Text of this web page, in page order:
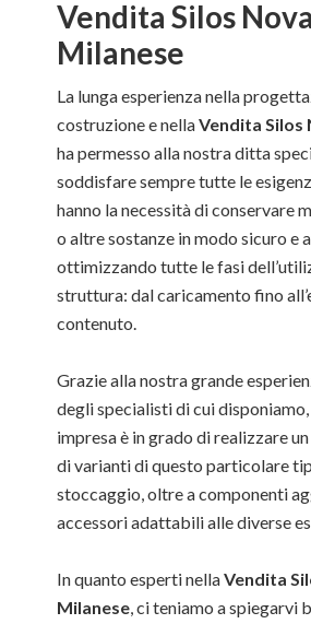
Vendita Silos Nova
Milanese
La lunga esperienza nella
costruzione e nellaVendita Silos
ha permesso alla nostra ditta
soddisfare sempre tutte le
hanno la necessità di conservare
o altre sostanze in modo sicuro e
ottimizzando tutte le fasi
struttura: dal caricamento fino
contenuto.
Grazie alla nostra grande
degli specialisti di cui
impresa è in grado di realizzare
di varianti di questo particolare
stoccaggio, oltre a componenti
accessori adattabili alle diverse
In quanto esperti nellaVendita
Milanese, ci teniamo a spiegarvi